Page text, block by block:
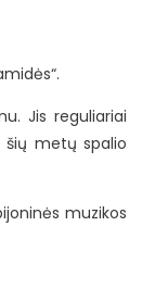
Jis reguliariai
šių metų spalio
muzikos